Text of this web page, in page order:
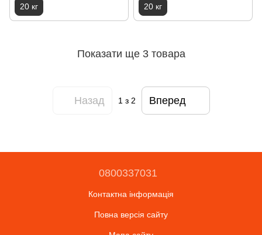
20 кг 20 кг
Показати ще 3 товара
Назад 1 з 2 Вперед
0800337031
Контактна інформація
Повна версія сайту